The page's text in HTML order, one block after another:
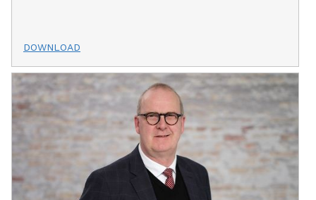
DOWNLOAD